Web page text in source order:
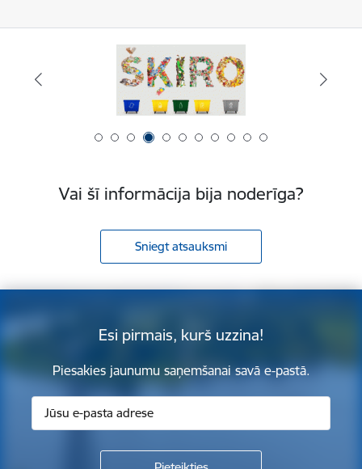
Vai šī informācija bija noderīga?
Sniegt atsauksmi
Esi pirmais, kurš uzzina!
Piesakies jaunumu saņemšanai savā e-pastā.